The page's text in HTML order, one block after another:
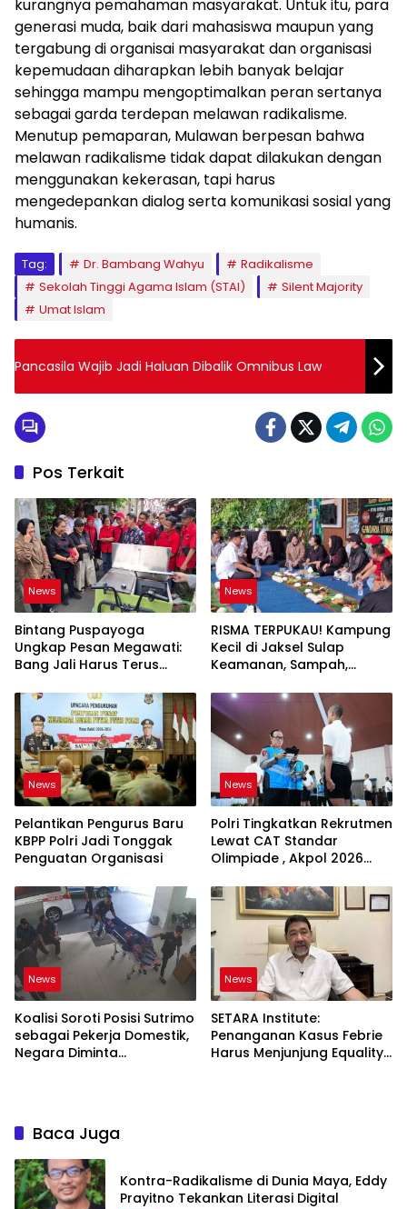
kurangnya pemahaman masyarakat. Untuk itu, para
generasi muda, baik dari mahasiswa maupun yang
tergabung di organisai masyarakat dan organisasi
kepemudaan diharapkan lebih banyak belajar
sehingga mampu mengoptimalkan peran sertanya
sebagai garda terdepan melawan radikalisme.
Menutup pemaparan, Mulawan berpesan bahwa
melawan radikalisme tidak dapat dilakukan dengan
menggunakan kekerasan, tapi harus
mengedepankan dialog serta komunikasi sosial yang
humanis.
Tag: Dr. Bambang Wahyu
Radikalisme
Sekolah Tinggi Agama Islam (STAI)
Silent Majority
Umat Islam
Pancasila Wajib Jadi Haluan Dibalik Omnibus Law
Pos Terkait
News
Bintang Puspayoga
Ungkap Pesan Megawati:
Bang Jali Harus Terus
Dikembangkan
News
RISMA TERPUKAU! Kampung
Kecil di Jaksel Sulap
Keamanan, Sampah,
Jadi Satu Sistem
News
Pelantikan Pengurus Baru
KBPP Polri Jadi Tonggak
Penguatan Organisasi
News
Polri Tingkatkan Rekrutmen
Lewat CAT Standar
Olimpiade , Akpol 2026
News
Koalisi Soroti Posisi Sutrimo
sebagai Pekerja Domestik,
Negara Diminta
News
SETARA Institute:
Penanganan Kasus Febrie
Harus Menjunjung Equality
Baca Juga
Kontra-Radikalisme di Dunia Maya, Eddy
Prayitno Tekankan Literasi Digital